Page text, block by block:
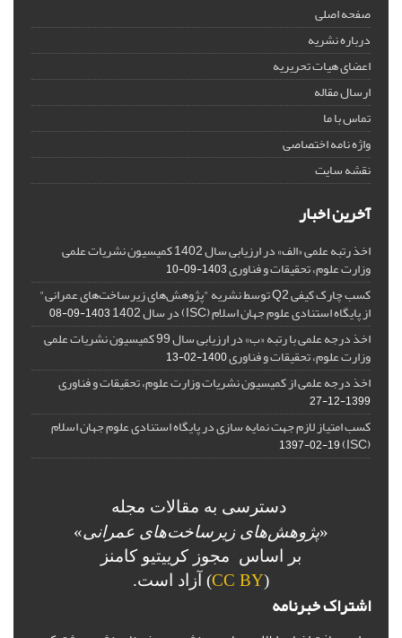
صفحه اصلی
درباره نشریه
اعضای هیات تحریریه
ارسال مقاله
تماس با ما
واژه نامه اختصاصی
نقشه سایت
آخرین اخبار
اخذ رتبه علمی «الف» در ارزیابی سال 1402 کمیسیون نشریات علمی
وزارت علوم، تحقیقات و فناوری1403-09-10
کسب چارک کیفی Q2 توسط نشریه "پژوهش‌های زیرساخت‌های عمرانی"
از پایگاه استنادی علوم جهان اسلام (ISC) در سال 1402 1403-09-08
اخذ درجه علمی با رتبه «ب» در ارزیابی سال 99 کمیسیون نشریات علمی
وزارت علوم، تحقیقات و فناوری1400-02-13
اخذ درجه علمی از کمیسیون نشریات وزارت علوم، تحقیقات و فناوری
1399-12-27
کسب امتیاز لازم جهت نمایه سازی در پایگاه استنادی علوم جهان اسلام
(ISC)
1397-02-19
دسترسی به مقالات مجله
«پژوهش‌های زیرساخت‌های عمرانی»
بر اساس مجوز کرییتیو کامنز
(
CC BY) آزاد است.
اشتراک خبرنامه